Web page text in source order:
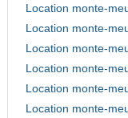
Location monte-
Location monte-
Location monte-
Location monte-
Location monte-
Location monte-